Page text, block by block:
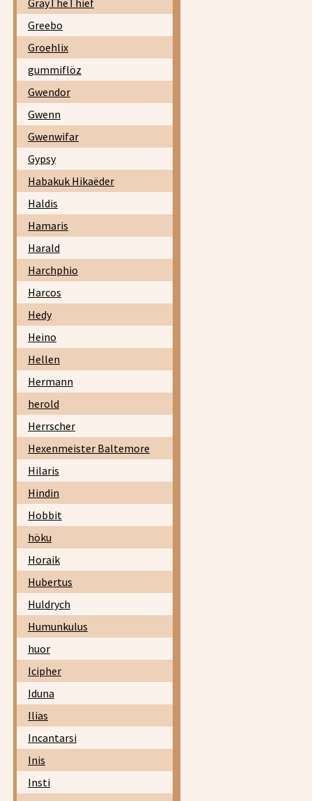
Greebo
Groehlix
gummiflöz
Gwendor
Gwenn
Gwenwifar
Gypsy
Habakuk Hikaëder
Haldis
Hamaris
Harald
Harchphio
Harcos
Hedy
Heino
Hellen
Hermann
herold
Herrscher
Hexenmeister Baltemore
Hilaris
Hindin
Hobbit
höku
Horaik
Hubertus
Huldrych
Humunkulus
huor
Icipher
Iduna
Ilias
Incantarsi
Inis
Insti